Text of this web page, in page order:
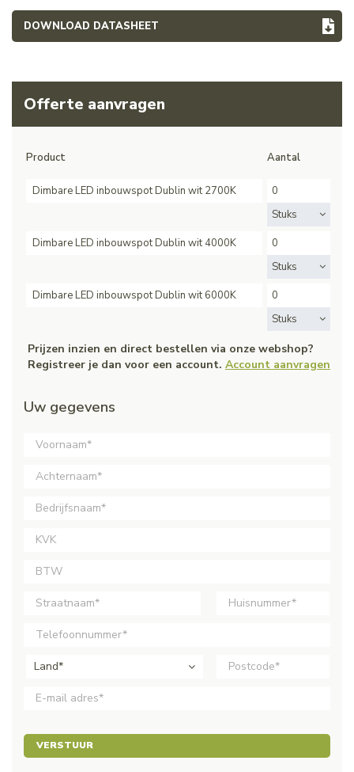
DOWNLOAD DATASHEET
Offerte aanvragen
Product Aantal
Dimbare LED inbouwspot Dublin wit 2700K
Stuks
Dimbare LED inbouwspot Dublin wit 4000K
Stuks
Dimbare LED inbouwspot Dublin wit 6000K
Stuks
Prijzen inzien en direct bestellen via onze webshop?
Registreer je dan voor een account. Account aanvragen
Uw gegevens
Land*
VERSTUUR